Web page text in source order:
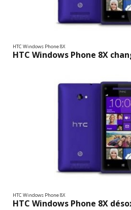
HTC Windows Phone 8X
HTC Windows Phone 8X
HTC Windows Phone 8X
HTC Windows Phone 8X